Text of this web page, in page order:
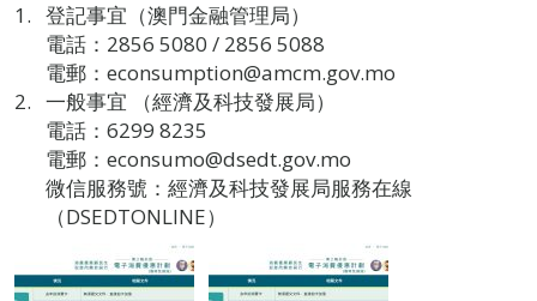
登記事宜（澳門金融管理局）
電話：2856 5080 / 2856 5088
電郵：econsumption@amcm.gov.mo
一般事宜 （經濟及科技發展局）
電話：6299 8235
電郵：econsumo@dsedt.gov.mo
微信服務號：經濟及科技發展局服務在線
（DSEDTONLINE）